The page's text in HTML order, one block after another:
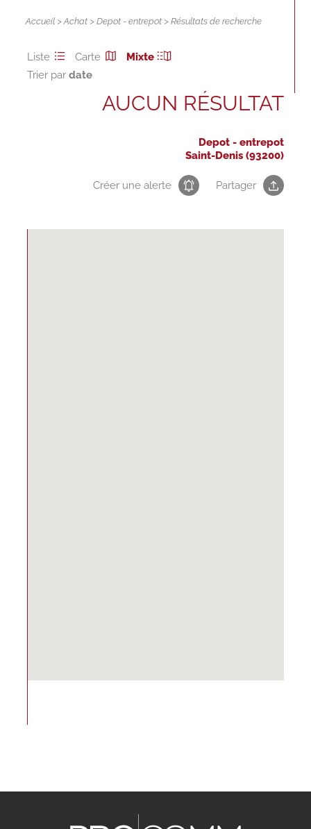
Accueil >Achat >Depot - entrepot > Résultats de recherche
Liste Carte
Mixte
Trier par
AUCUN RÉSULTAT
Depot - entrepot
Saint-Denis (93200)
Créer une alerte Partager